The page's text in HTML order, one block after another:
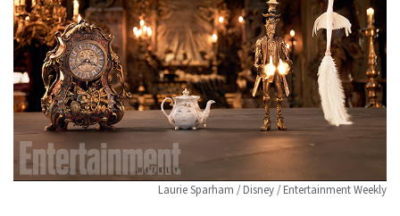
Laurie Sparham / Disney / Entertainment Weekly